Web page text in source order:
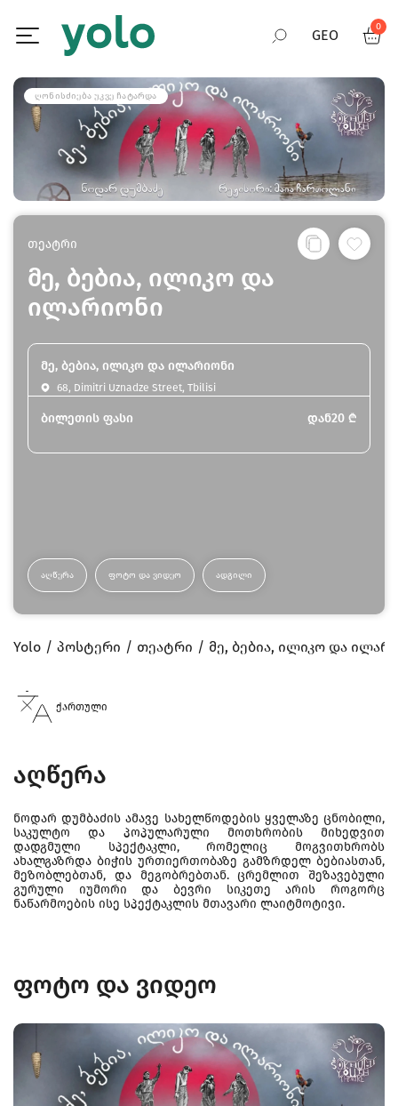
GEO
ENG
0
ᲦᲝᲜᲘᲡᲫᲘᲔᲑᲐ ᲣᲙᲕᲔ ᲩᲐᲢᲐᲠᲓᲐ
თეატრი
მე, ბებია, ილიკო და
ილარიონი
მე, ბებია, ილიკო და ილარიონი
68, Dimitri Uznadze Street, Tbilisi
ბილეთის ფასი დან20 ₾
ᲐᲦᲬᲔᲠᲐ ᲤᲝᲢᲝ ᲓᲐ ᲕᲘᲓᲔᲝ ᲐᲓᲒᲘᲚᲘ
Yolo პოსტერი თეატრი მე, ბებია, ილიკო და
ქართული
აღწერა
ნოდარ დუმბაძის ამავე სახელწოდების ყველაზე ცნობილი,
საკულტო და პოპულარული მოთხრობის მიხედვით
დადგმული სპექტაკლი, რომელიც მოგვითხრობს
ახალგაზრდა ბიჭის ურთიერთობაზე გამზრდელ ბებიასთან,
მეზობლებთან, და მეგობრებთან. ცრემლით შეზავებული
გურული იუმორი და ბევრი სიკეთე არის როგორც
ნაწარმოების ისე სპექტაკლის მთავარი ლაიტმოტივი.
ფოტო და ვიდეო